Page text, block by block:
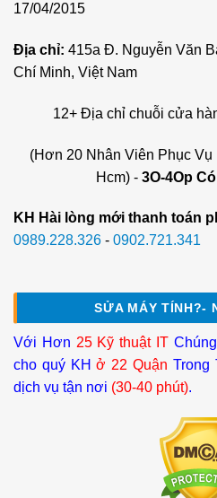
17/04/2015
Địa chỉ: 415a Đ. Nguyễn Văn
Chí Minh, Việt Nam
12+ Địa chỉ chuỗi cửa
(Hơn 20 Nhân Viên Phục Vụ
Hcm) - 3O-4Op
KH Hài lòng mới thanh toán
0989.228.326 - 0902.721.341
SỬA MÁY TÍNH?-
Với Hơn 25 Kỹ thuật IT
cho quý KHở 22 Quận Trong
dịch vụ tận nơi (30-40 phút).